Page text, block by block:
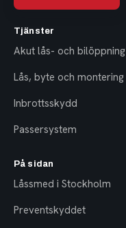
Tjänster
Akut lås- och bilöppning
Lås, byte och montering
Inbrottsskydd
Passersystem
På sidan
Låssmed i Stockholm
Preventskyddet